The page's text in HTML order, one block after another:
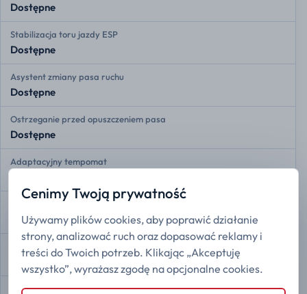
Dostępne
Stabilizacja toru jazdy ESP
Dostępne
Asystent zmiany pasa ruchu
Dostępne
Ostrzeganie przed opuszczeniem pasa
Dostępne
Adaptacyjny tempomat
Przednie czujniki radarowe
Dostępne
Tylne czujniki radarowe
Dostępne
Kamera 360
Cenimy Twoją prywatność
Używamy plików cookies, aby poprawić działanie
strony, analizować ruch oraz dopasować reklamy i
treści do Twoich potrzeb. Klikając „Akceptuję
wszystko”, wyrażasz zgodę na opcjonalne cookies.